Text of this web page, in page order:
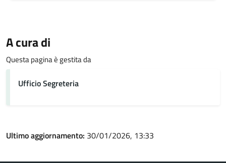
A cura di
Questa pagina è gestita da
Ufficio Segreteria
Ultimo aggiornamento: 30/01/2026, 13:33